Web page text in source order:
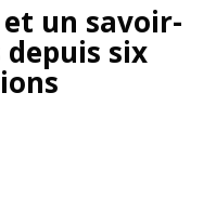
un savoir-
six